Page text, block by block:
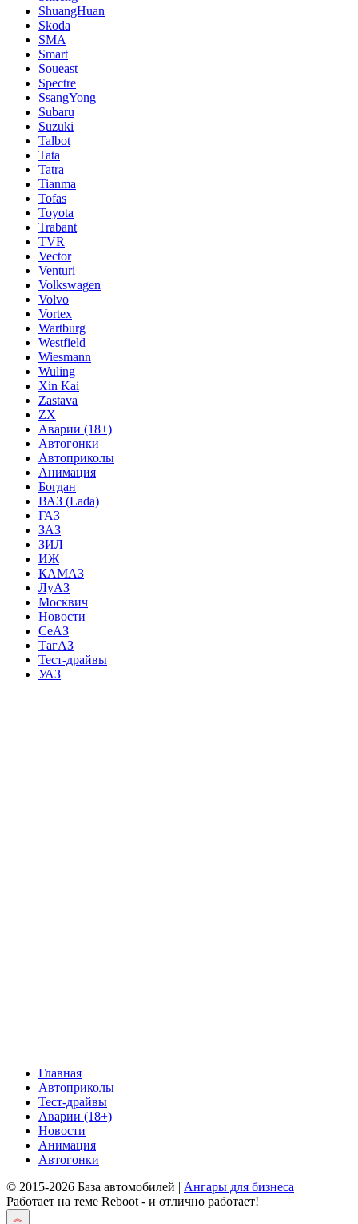
ShuangHuan
Skoda
SMA
Smart
Soueast
Spectre
SsangYong
Subaru
Suzuki
Talbot
Tata
Tatra
Tianma
Tofas
Toyota
Trabant
TVR
Vector
Venturi
Volkswagen
Volvo
Vortex
Wartburg
Westfield
Wiesmann
Wuling
Xin Kai
Zastava
ZX
Аварии (18+)
Автогонки
Автоприколы
Анимация
Богдан
ВАЗ (Lada)
ГАЗ
ЗАЗ
ЗИЛ
ИЖ
КАМАЗ
ЛуАЗ
Москвич
Новости
СеАЗ
ТагАЗ
Тест-драйвы
УАЗ
Главная
Автоприколы
Тест-драйвы
Аварии (18+)
Новости
Анимация
Автогонки
© 2015-2026 База автомобилей | Ангары для бизнеса
Работает на теме Reboot - и отлично работает!